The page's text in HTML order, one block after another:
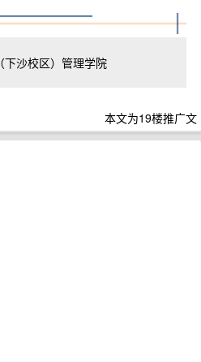
沙校区）管理学院
本文为19楼推广文